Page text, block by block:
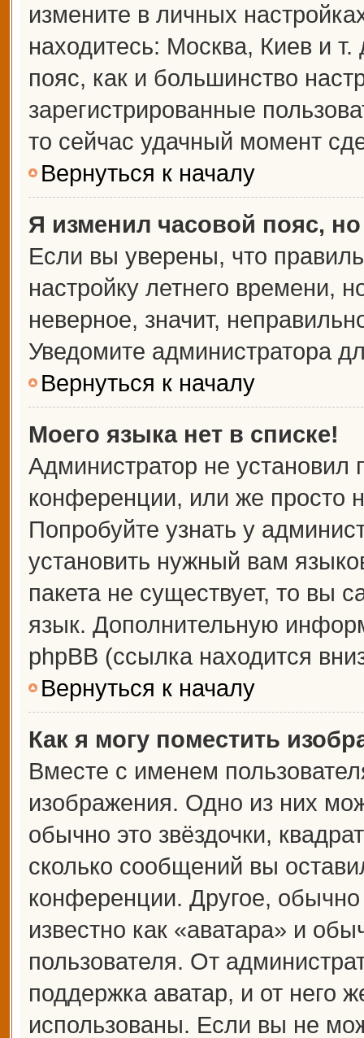
измените в личных
находитесь: Москва, Киев и
пояс, как и большинство
зарегистрированные
то сейчас удачный момент
Вернуться к началу
Я изменил часовой пояс,
Если вы уверены, что
настройку летнего времени,
неверное, значит,
Уведомите администратора
Вернуться к началу
Моего языка нет в списке!
Администратор не установил
конференции, или же просто
Попробуйте узнать у
установить нужный вам
пакета не существует, то вы
язык. Дополнительную
phpBB (ссылка находится
Вернуться к началу
Как я могу поместить
Вместе с именем
изображения. Одно из них
обычно это звёздочки,
сколько сообщений вы
конференции. Другое,
известно как «аватара» и
пользователя. От
поддержка аватар, и от него
использованы. Если вы не